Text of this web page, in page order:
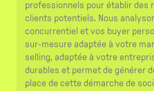
professionnels pour établir des
clients potentiels. Nous
concurrentiel et vos buyer
sur-mesure adaptée à votre
selling, adaptée à votre
durables et permet de générer
place de cette démarche de